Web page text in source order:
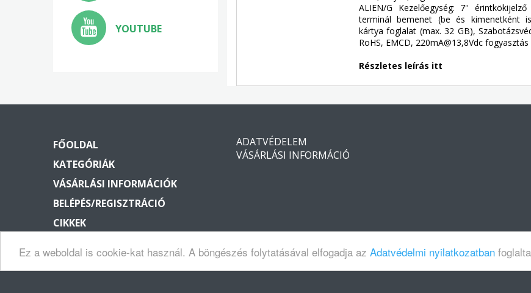
Ez a weboldal is cookie-kat használ. A böngészés folytatásával elfogadja az Adatvédelmi nyilatkozatban
YOUTUBE
ALIEN/G Kezelőegység: 7''
terminál bemenet (be és kimenetként
kártya foglalat (max. 32 GB),
RoHS, EMCD, 220mA@13,8Vdc fogyasztás
Részletes leírás itt
FŐOLDAL
KATEGÓRIÁK
VÁSÁRLÁSI INFORMÁCIÓK
BELÉPÉS/REGISZTRÁCIÓ
CIKKEK
ADATVÉDELEM
VÁSÁRLÁSI INFORMÁCIÓ